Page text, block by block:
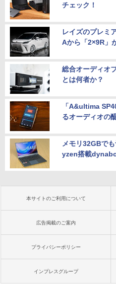
チェック！
レイズのプレミ
Aから「2×9R」
総合オーディオ
とは何者か？
「A&ultima
るオーディオの
メモリ32GBで
yzen搭載
本サイトのご利用について
広告掲載のご案内
プライバシーポリシー
インプレスグループ